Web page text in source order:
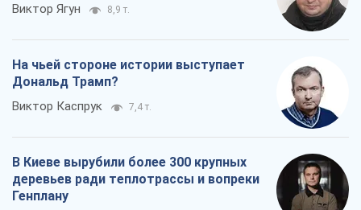
Виктор Ягун 8,9 т.
На чьей стороне истории выступает
Дональд Трамп?
Виктор Каспрук 7,4 т.
В Киеве вырубили более 300 крупных
деревьев ради теплотрассы и вопреки
Генплану